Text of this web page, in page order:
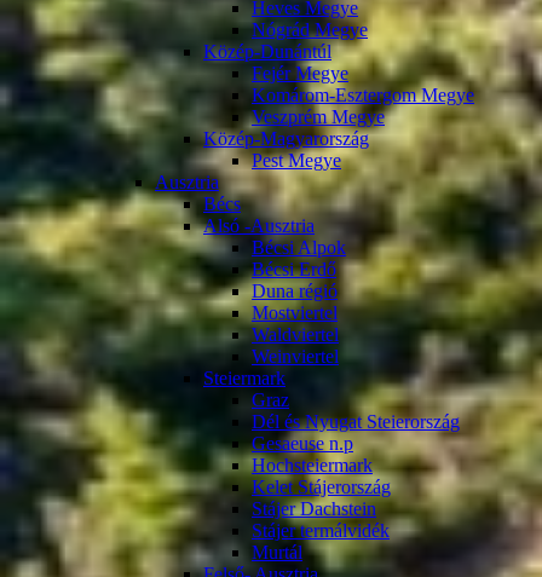
Heves Megye
Nógrád Megye
Közép-Dunántúl
Fejér Megye
Komárom-Esztergom Megye
Veszprém Megye
Közép-Magyarország
Pest Megye
Ausztria
Bécs
Alsó -Ausztria
Bécsi Alpok
Bécsi Erdő
Duna régió
Mostviertel
Waldviertel
Weinviertel
Steiermark
Graz
Dél és Nyugat Steierország
Gesaeuse n.p
Hochsteiermark
Kelet Stájerország
Stájer Dachstein
Stájer termálvidék
Murtál